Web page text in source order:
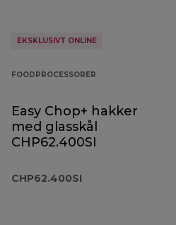
EKSKLUSIVT ONLINE
FOODPROCESSORER
Easy Chop+ hakker
med glasskål
CHP62.400SI
CHP62.400SI